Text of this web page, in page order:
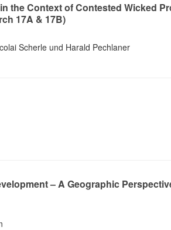
the Context of Contested Wicked
17A & 17B)
Scherle und Harald Pechlaner
– A Geographic